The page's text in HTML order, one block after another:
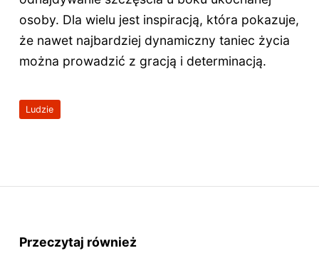
osoby. Dla wielu jest inspiracją, która pokazuje,
że nawet najbardziej dynamiczny taniec życia
można prowadzić z gracją i determinacją.
Ludzie
Przeczytaj również